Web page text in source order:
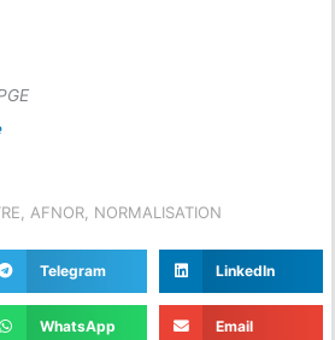
AFNOR NORMALISATION
Telegram LinkedIn
WhatsApp Email